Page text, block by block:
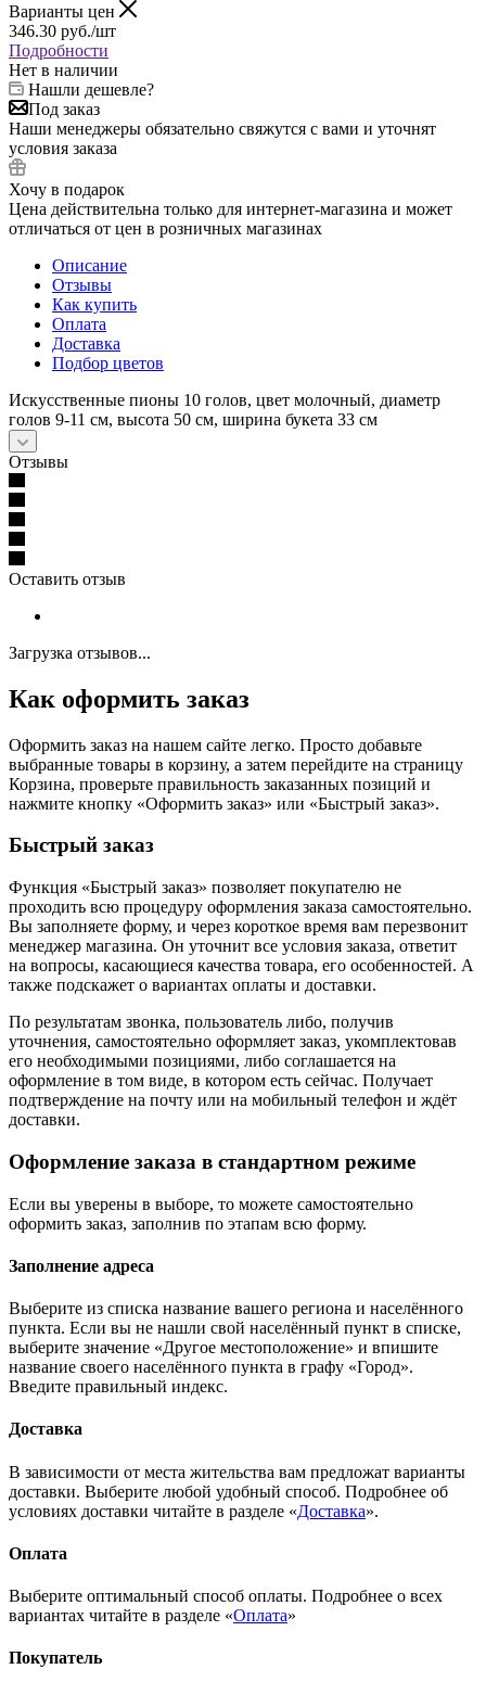
Варианты цен
346.30 руб./шт
Подробности
Нет в наличии
Нашли дешевле?
Под заказ
Наши менеджеры обязательно свяжутся с вами и уточнят
условия заказа
Хочу в подарок
Цена действительна только для интернет-магазина и может
отличаться от цен в розничных магазинах
Описание
Отзывы
Как купить
Оплата
Доставка
Подбор цветов
Искусственные пионы 10 голов, цвет молочный, диаметр
голов 9-11 см, высота 50 см, ширина букета 33 см
Отзывы
Оставить отзыв
Загрузка отзывов...
Как оформить заказ
Оформить заказ на нашем сайте легко. Просто добавьте
выбранные товары в корзину, а затем перейдите на страницу
Корзина, проверьте правильность заказанных позиций и
нажмите кнопку «Оформить заказ» или «Быстрый заказ».
Быстрый заказ
Функция «Быстрый заказ» позволяет покупателю не
проходить всю процедуру оформления заказа самостоятельно.
Вы заполняете форму, и через короткое время вам перезвонит
менеджер магазина. Он уточнит все условия заказа, ответит
на вопросы, касающиеся качества товара, его особенностей. А
также подскажет о вариантах оплаты и доставки.
По результатам звонка, пользователь либо, получив
уточнения, самостоятельно оформляет заказ, укомплектовав
его необходимыми позициями, либо соглашается на
оформление в том виде, в котором есть сейчас. Получает
подтверждение на почту или на мобильный телефон и ждёт
доставки.
Оформление заказа в стандартном режиме
Если вы уверены в выборе, то можете самостоятельно
оформить заказ, заполнив по этапам всю форму.
Заполнение адреса
Выберите из списка название вашего региона и населённого
пункта. Если вы не нашли свой населённый пункт в списке,
выберите значение «Другое местоположение» и впишите
название своего населённого пункта в графу «Город».
Введите правильный индекс.
Доставка
В зависимости от места жительства вам предложат варианты
доставки. Выберите любой удобный способ. Подробнее об
условиях доставки читайте в разделе «Доставка».
Оплата
Выберите оптимальный способ оплаты. Подробнее о всех
вариантах читайте в разделе «Оплата»
Покупатель